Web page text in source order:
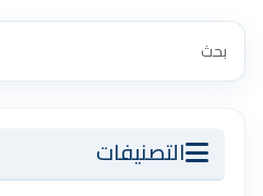
التصنيفات